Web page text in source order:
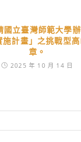
國立臺灣師範大學
施計畫」之挑戰型
章。
2025 年 10 月 14 日